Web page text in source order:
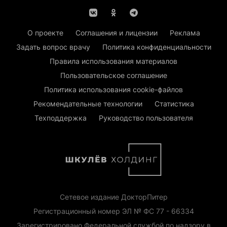
О проекте Соглашения и лицензии
Реклама
Задать вопрос врачу
Политика конфиденциальности
Правила использования материалов
Пользовательское соглашение
Политика использования cookie-файлов
Рекомендательные технологии
Статистика
Техподдержка
Руководство пользователя
Сетевое издание ДокторПитер
Регистрационный номер ЭЛ № ФС 77 - 66334